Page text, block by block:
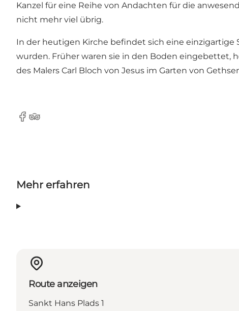
Kanzel für eine Reihe von Andachten für die
nicht mehr viel übrig.
In der heutigen Kirche befindet sich eine
wurden. Früher waren sie in den Boden eingebettet,
des Malers Carl Bloch von Jesus im Garten von
Facebook
Tripadvisor
Mehr erfahren
Route anzeigen
Sankt Hans Plads 1